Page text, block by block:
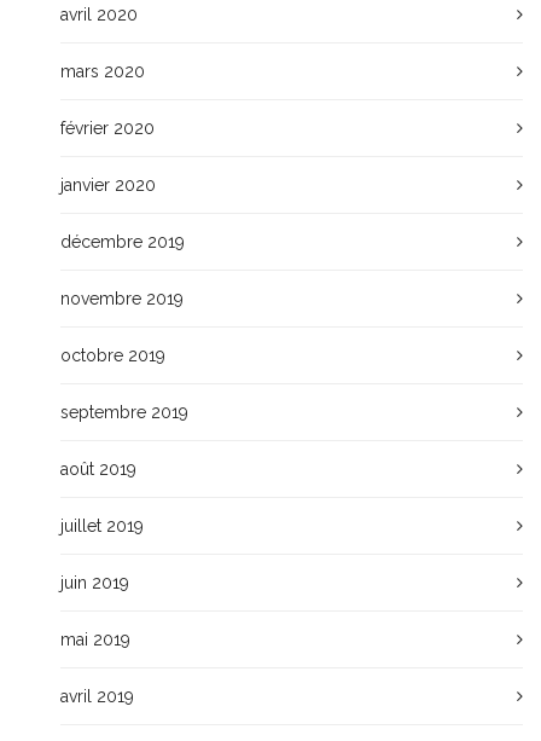
avril 2020
mars 2020
février 2020
janvier 2020
décembre 2019
novembre 2019
octobre 2019
septembre 2019
août 2019
juillet 2019
juin 2019
mai 2019
avril 2019